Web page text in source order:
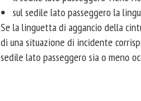
sul sedile lato passeggero la
Se la linguetta di aggancio della
di una situazione di incidente
sedile lato passeggero sia o meno